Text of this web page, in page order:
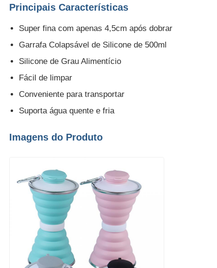
Casos
Conjunto de garrafas de viagem de silicone
frasco de viagem de silicone
Garrafa de água de silicone dobrável
Copo de Silicone Dobrável
Produtos de cozinha de silicone
Produtos de borracha de silicone
Principais Características
Super fina com apenas 4,5cm após dobrar
Garrafa Colapsável de Silicone de 500ml
Silicone de Grau Alimentício
Fácil de limpar
Conveniente para transportar
Suporta água quente e fria
Imagens do Produto